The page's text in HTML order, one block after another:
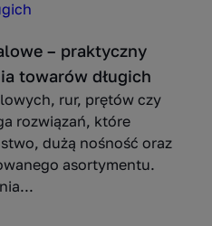
– praktyczny
towarów długich
rur, prętów czy
rozwiązań, które
dużą nośność oraz
asortymentu.